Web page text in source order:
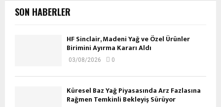
SON HABERLER
HF Sinclair, Madeni Yağ ve Özel Ürünler
Birimini Ayırma Kararı Aldı
03/08/2026 0
Küresel Baz Yağ Piyasasında Arz Fazlasına
Rağmen Temkinli Bekleyiş Sürüyor